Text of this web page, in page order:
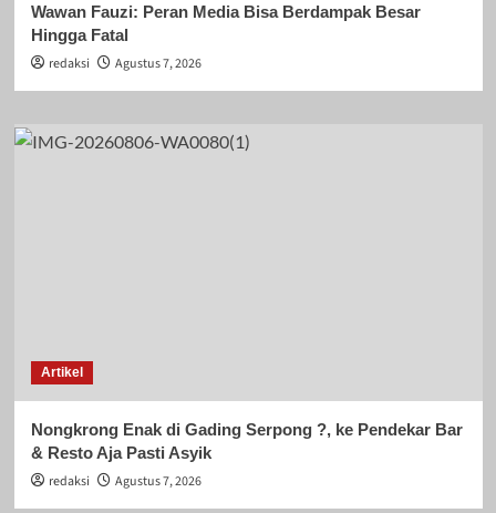
Wawan Fauzi: Peran Media Bisa Berdampak Besar
Hingga Fatal
redaksi
Agustus 7, 2026
Artikel
Nongkrong Enak di Gading Serpong ?, ke Pendekar Bar
& Resto Aja Pasti Asyik
redaksi
Agustus 7, 2026